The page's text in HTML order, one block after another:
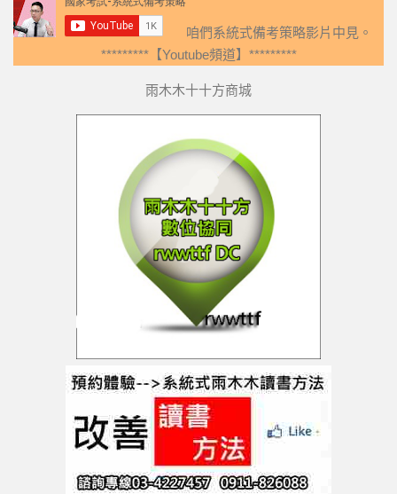
咱們系統式備考策略影片中見。
*********【Youtube頻道】*********
雨木木十十方商城